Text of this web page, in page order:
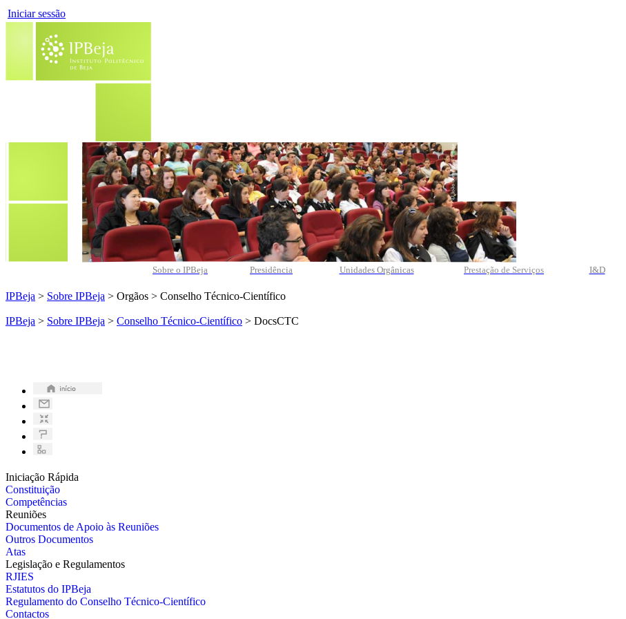
Iniciar sessão
Sobre o IPBeja Presidência Unidades Orgânicas Prestação de Serviços I&D
IPBeja > Sobre IPBeja > Orgãos > Conselho Técnico-Científico
IPBeja > Sobre IPBeja > Conselho Técnico-Científico > DocsCTC
Iniciação Rápida
Constituição
Competências
Reuniões
Documentos de Apoio às Reuniões
Outros Documentos
Atas
Legislação e Regulamentos
RJIES
Estatutos do IPBeja
Regulamento do Conselho Técnico-Científico
Contactos